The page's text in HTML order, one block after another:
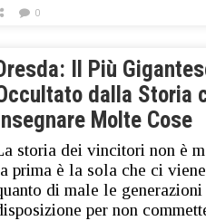
0
Il Più
dalla Storia
Insegnare Molte Cose
storia dei vincitori non è
prima è la sola che ci
di male le
per non